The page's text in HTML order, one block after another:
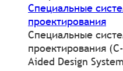
Специальные
проектирования
Специальные
проектирования
Aided Design